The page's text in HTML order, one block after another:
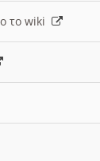
το wiki